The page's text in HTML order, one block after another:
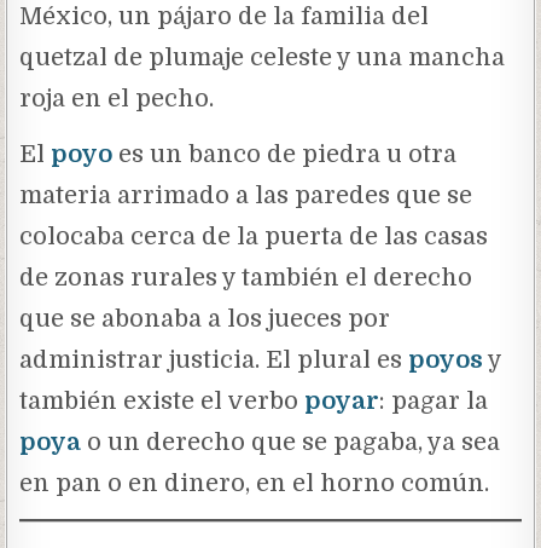
México, un pájaro de la familia del
quetzal de plumaje celeste y una mancha
roja en el pecho.
El poyo es un banco de piedra u otra
materia arrimado a las paredes que se
colocaba cerca de la puerta de las casas
de zonas rurales y también el derecho
que se abonaba a los jueces por
administrar justicia. El plural es poyos y
también existe el verbo poyar: pagar la
poya o un derecho que se pagaba, ya sea
en pan o en dinero, en el horno común.